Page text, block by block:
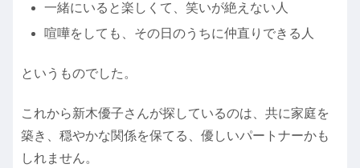
一緒にいると楽しくて、笑いが絶えない人
喧嘩をしても、その日のうちに仲直りできる人
というものでした。
これから新木優子さんが探しているのは、共に家庭を
築き、穏やかな関係を保てる、優しいパートナーかも
しれません。